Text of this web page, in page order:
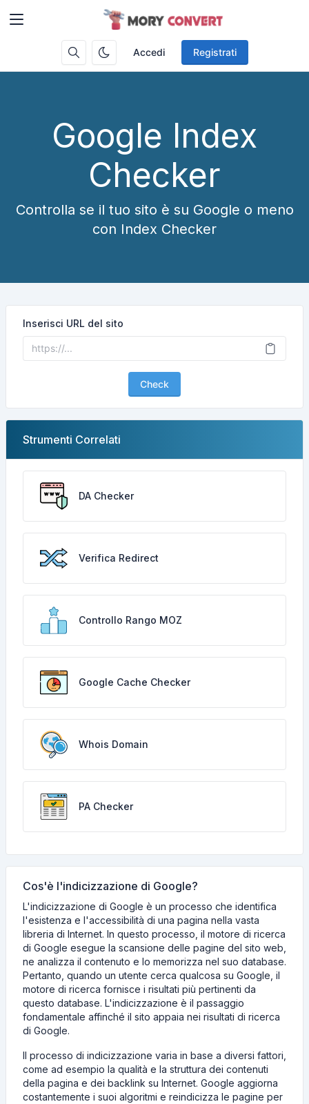
Accedi Registrati
Google Index
Checker
Controlla se il tuo sito è su Google o meno
con Index Checker
Inserisci URL del sito
Check
Strumenti Correlati
DA Checker
Verifica Redirect
Controllo Rango MOZ
Google Cache Checker
Whois Domain
PA Checker
Cos'è l'indicizzazione di Google?
L'indicizzazione di Google è un processo che identifica
l'esistenza e l'accessibilità di una pagina nella vasta
libreria di Internet. In questo processo, il motore di ricerca
di Google esegue la scansione delle pagine del sito web,
ne analizza il contenuto e lo memorizza nel suo database.
Pertanto, quando un utente cerca qualcosa su Google, il
motore di ricerca fornisce i risultati più pertinenti da
questo database. L'indicizzazione è il passaggio
fondamentale affinché il sito appaia nei risultati di ricerca
di Google.
Il processo di indicizzazione varia in base a diversi fattori,
come ad esempio la qualità e la struttura dei contenuti
della pagina e dei backlink su Internet. Google aggiorna
costantemente i suoi algoritmi e reindicizza le pagine per